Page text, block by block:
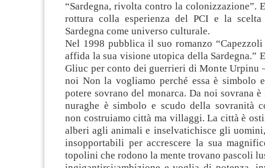
“Sardegna, rivolta contro la colonizzazione”.
rottura colla esperienza del PCI e la
Sardegna come universo culturale.
Nel 1998 pubblica il suo romanzo
affida la sua visione utopica della Sardegna.”
Gliuc per conto dei guerrieri di Monte Urpinu
noi Non la vogliamo perché essa è simbolo
potere sovrano del monarca. Da noi sovrana
nuraghe è simbolo e scudo della sovranità
non costruiamo città ma villaggi. La città è
alberi agli animali e inselvatichisce gli
insopportabili per accrescere la sua
topolini che rodono la mente trovano pascoli